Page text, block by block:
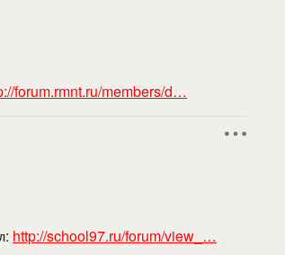
forum.rmnt.ru/members/d…
http://school97.ru/forum/view_…